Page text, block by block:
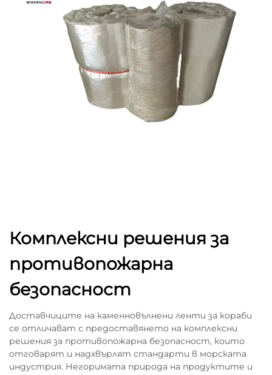
Комплексни решения за
противопожарна
безопасност
Доставчиците на каменновълнени ленти за кораби
се отличават с предоставянето на комплексни
решения за противопожарна безопасност, които
отговарят и надхвърлят стандарти в морската
индустрия. Негоримата природа на продуктите и